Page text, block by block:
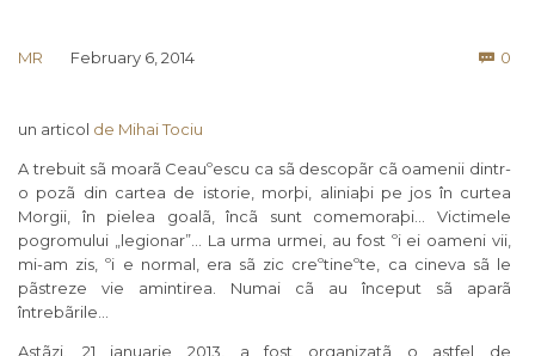
MR February 6, 2014  0
un articol de Mihai Tociu
A trebuit sã moarã Ceauºescu ca sã descopãr cã oamenii dintr-
o pozã din cartea de istorie, morþi, aliniaþi pe jos în curtea
Morgii, în pielea goalã, încã sunt comemoraþi… Victimele
pogromului „legionar”… La urma urmei, au fost ºi ei oameni vii,
mi-am zis, ºi e normal, era sã zic creºtineºte, ca cineva sã le
pãstreze vie amintirea. Numai cã au început sã aparã
întrebãrile…
Astãzi, 21 ianuarie 2013, a fost organizatã o astfel de